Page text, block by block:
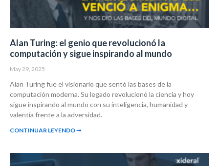
Alan Turing: el genio que revolucionó la
computación y sigue inspirando al mundo
May 29, 2025
Alan Turing fue el visionario que sentó las bases de la
computación moderna. Su legado revolucionó la ciencia y hoy
sigue inspirando al mundo con su inteligencia, humanidad y
valentía frente a la adversidad.
CONTINUAR LEYENDO ➞